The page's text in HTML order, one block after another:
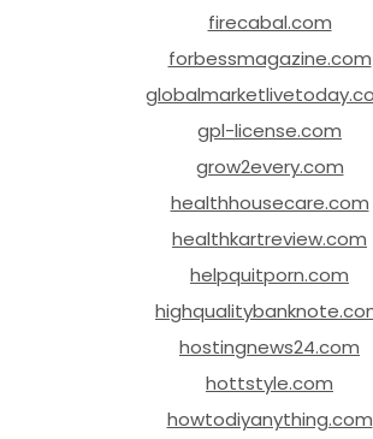
firecabal.com
forbessmagazine.com
gpl-license.com
grow2every.com
healthhousecare.com
healthkartreview.com
helpquitporn.com
hostingnews24.com
hottstyle.com
howtodiyanything.com